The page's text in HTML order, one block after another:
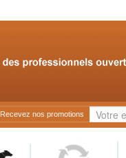
Recevez nos promotions